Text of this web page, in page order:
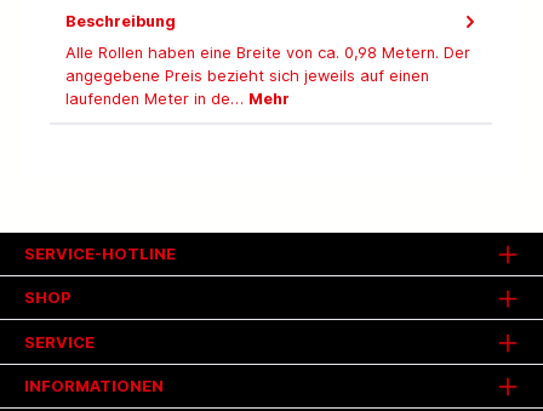
Beschreibung
Alle Rollen haben eine Breite von ca. 0,98 Metern. Der
angegebene Preis bezieht sich jeweils auf einen
laufenden Meter in de… Mehr
SHOP
SERVICE
INFORMATIONEN
SERVICE-HOTLINE